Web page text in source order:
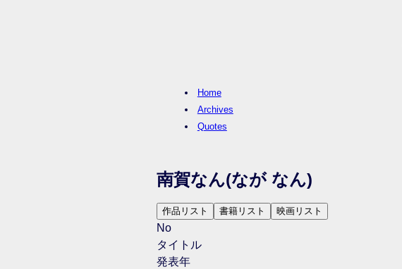
Home
Archives
Quotes
南賀なん(なが なん)
作品リスト 書籍リスト 映画リスト
No
タイトル
発表年